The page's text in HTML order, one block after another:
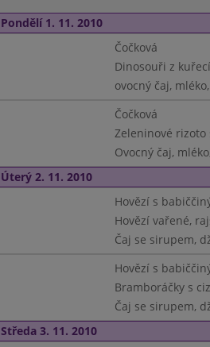
Pondělí 1. 11. 2010
Čočková
Dinosouři z
ovocný čaj,
Čočková
Zeleninové rizoto
Ovocný čaj,
Úterý 2. 11. 2010
Hovězí s
Hovězí vařené,
Čaj se sirupem,
Hovězí s
Bramboráčky s
Čaj se sirupem,
Středa 3. 11. 2010